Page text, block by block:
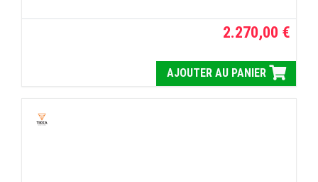
2.270,00 €
AJOUTER AU PANIER